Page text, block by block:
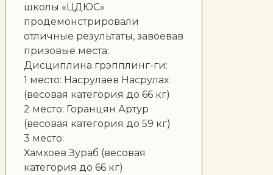
школы «ЦДЮС»
продемонстрировали
отличные результаты, завоевав
призовые места:
Дисциплина грэпплинг-ги:
1 место: Насрулаев Насрулах
(весовая категория до 66 кг)
2 место: Горанцян Артур
(весовая категория до 59 кг)
3 место:
Хамхоев Зураб (весовая
категория до 66 кг)